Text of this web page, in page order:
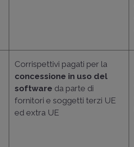
Corrispettivi pagati per la
concessione in uso del
software da parte di
fornitori e soggetti terzi UE
ed extra UE